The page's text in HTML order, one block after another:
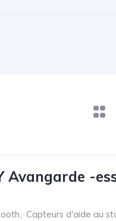
Avangarde -
, Capteurs d'aide au